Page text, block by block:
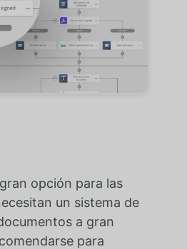
opción para las
un sistema de
a gran
para